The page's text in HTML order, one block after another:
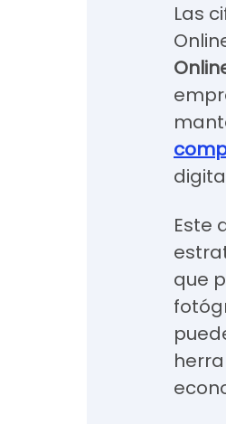
Las
Este
que